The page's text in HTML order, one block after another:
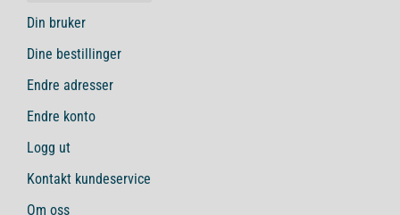
Din bruker
Dine bestillinger
Endre adresser
Endre konto
Logg ut
Kontakt kundeservice
Om oss